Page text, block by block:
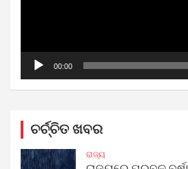
00:00
ଚର୍ଚ୍ଚିତ ଖବର
ରାଜ୍ୟ